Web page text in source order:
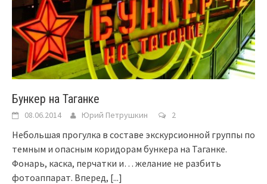
Бункер на Таганке
08.06.2014 Юрий Петрушкин 2
Небольшая прогулка в составе экскурсионной группы по
темным и опасным коридорам бункера на Таганке.
Фонарь, каска, перчатки и… желание не разбить
фотоаппарат. Вперед, [...]